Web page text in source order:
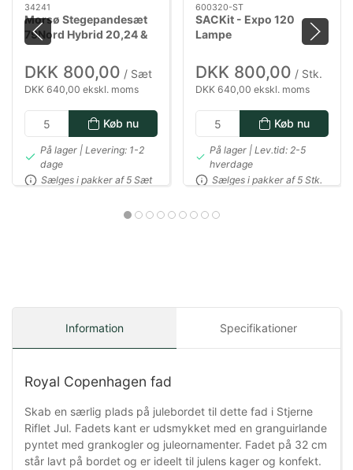
34241
Morsø Stegepandesæt
79Nord Hybrid 20,24 &
28 cm
DKK 800,00 / Sæt
DKK 640,00 ekskl. moms
Køb nu
På lager | Levering: 1-2
dage
Sælges i pakker af 5 Sæt
600320-ST
SACKit - Expo 120
Lampe
DKK 800,00 / Stk.
DKK 640,00 ekskl. moms
Køb nu
På lager | Lev.tid: 2-5
hverdage
Sælges i pakker af 5 Stk.
Information Specifikationer
Royal Copenhagen fad
Skab en særlig plads på julebordet til dette fad i Stjerne
Riflet Jul. Fadets kant er udsmykket med en granguirlande
pyntet med grankogler og juleornamenter. Fadet på 32 cm
står lavt på bordet og er ideelt til julens kager og konfekt.